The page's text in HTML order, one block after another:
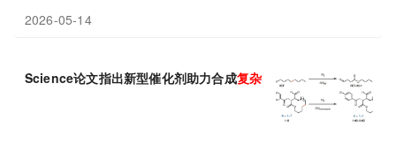
2026-05-14
Science论文指出新型催化剂助力合成复杂 大环分子，加速药物研